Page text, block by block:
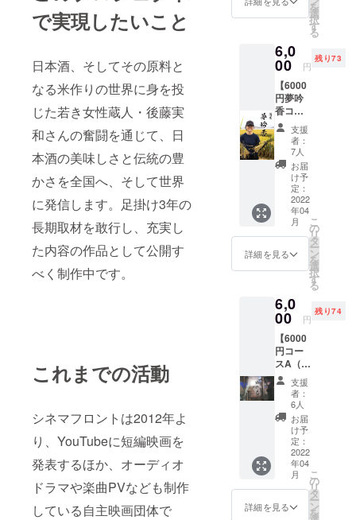
で実現したいこと
日本酒、そしてその原料と
なる米作りの世界に身を投
じた若き女性蔵人・後藤実
和さんの奮闘を通じて、日
本酒の美味しさと伝統の豊
かさを全国へ、そして世界
に発信します。足掛け3年の
長期取材を敢行し、充実し
た内容の作品として公開す
べく制作中です。
これまでの活動
シネマフロントは2012年よ
り、YouTubeに短編映画を
発表するほか、オーディオ
ドラマや楽曲PVなども制作
している自主映画団体で
による
活動報
告及び
メッ
セージ
動画等
の配信
（作品
完成ま
で不定
期） ・
希望者
による
零号試
写会及
び試写
会後の
（日時
未定・
場所は
名古屋
市又は
近郊に
て行い
ます。
参加料
金は別
途頂戴
致しま
す。な
お、
パー
新型コ
良俗に
反しな
の・機
種依存
文字等
でない
もので
お願い
致しま
す。必
ず備考
欄にご
希望の
お名前
をご記
入くだ
さい。
） ・
メール
メッ
セージ
動画等
の配信
（作品
完成ま
で不定
期） ・
希望者
による
零号試
写会及
び試写
会後の
パー
ティ参
加権
を
選
択
す
る
6,0
00 円
残り73
【6000
円夢吟
香コー
ス】 ・
エンド
ロール
に「特
別協
力」と
してお
名前を
記載
（公序
良俗に
反しな
いも
種依存
文字等
でない
もので
お願い
致しま
す。必
ず備考
欄にご
希望の
お名前
をご記
入くだ
さい。
） ・
メール
による
支援
者：
7人
お届
け予
定：
2022
年04
月
詳細を見る
こ
の
リ
タ
ー
ン
を
選
択
す
る
6,0
00 円
残り74
【6000
円コー
スA（純
米酒 め
ぐ
る）】
※リター
ンに酒
類を含
むた
め、未
成年者
の方は
ご購入
いただ
支援
者：
6人
お届
け予
定：
2022
年04
月
詳細を見る
こ
の
リ
タ
ー
ン
を